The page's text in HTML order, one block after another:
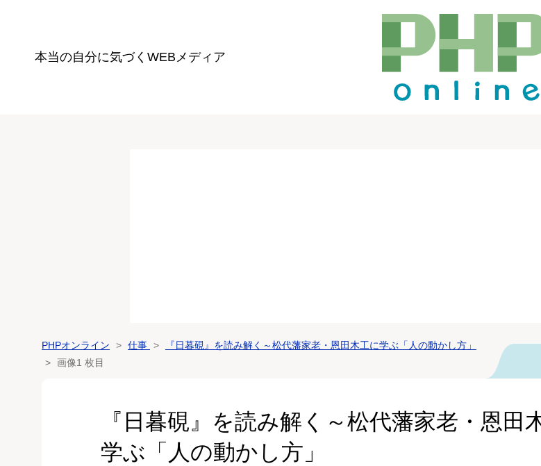
本当の自分に気づく WEBメディア
PHPオンライン 仕事
『日暮硯』を読み解く～松代藩家老・恩田木工に学ぶ「人の動かし方」
画像1 枚目
『日暮硯』を読み解く～松代藩家老・恩田
学ぶ「人の動かし方」